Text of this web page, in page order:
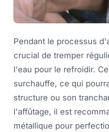
Pendant le processus
crucial de tremper
l'eau pour le refroidir.
surchauffe, ce qui
structure ou son
l'affûtage, il est
métallique pour